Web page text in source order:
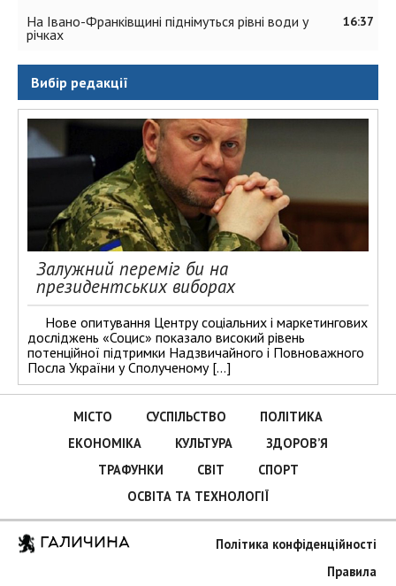
16:37
На Івано-Франківщині піднімуться рівні води у
річках
Вибір редакції
Залужний переміг би на
президентських виборах
Нове опитування Центру соціальних і маркетингових
досліджень «Социс» показало високий рівень
потенційної підтримки Надзвичайного і Повноважного
Посла України у Сполученому […]
МІСТО СУСПІЛЬСТВО
ПОЛІТИКА
ЕКОНОМІКА
КУЛЬТУРА
ЗДОРОВ’Я
ТРАФУНКИ
СВІТ
СПОРТ
ОСВІТА ТА ТЕХНОЛОГІЇ
ГАЛИЧИНА
Політика конфіденційності
Правила